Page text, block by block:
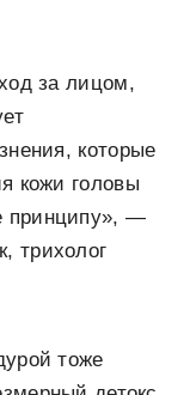
за лицом,
которые
кожи головы
принципу», —
трихолог
тоже